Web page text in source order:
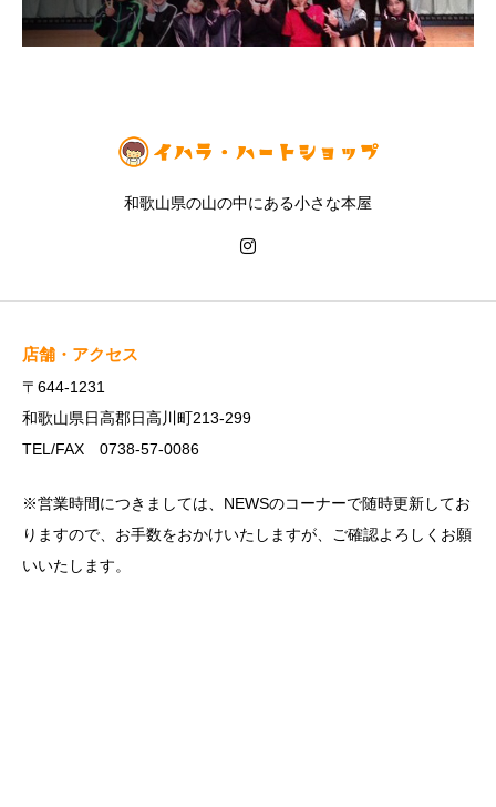
和歌山県の山の中にある小さな本屋
店舗・アクセス
〒644-1231
和歌山県日高郡日高川町213-299
TEL/FAX 0738-57-0086
※営業時間につきましては、NEWSのコーナーで随時更新してお
りますので、お手数をおかけいたしますが、ご確認よろしくお願
いいたします。